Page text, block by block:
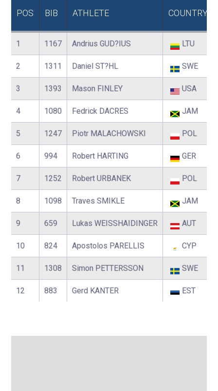
POS BIB ATHLETE COUNTRY
1 1167 Andrius GUD?IUS LTU
2 1311 Daniel ST?HL SWE
3 1393 Mason FINLEY USA
4 1080 Fedrick DACRES JAM
5 1247 Piotr MALACHOWSKI POL
6 994 Robert HARTING GER
7 1252 Robert URBANEK POL
8 1098 Traves SMIKLE JAM
9 659 Lukas WEISSHAIDINGER AUT
10 824 Apostolos PARELLIS CYP
11 1308 Simon PETTERSSON SWE
12 883 Gerd KANTER EST